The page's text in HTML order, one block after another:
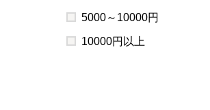
5000～10000円
10000円以上